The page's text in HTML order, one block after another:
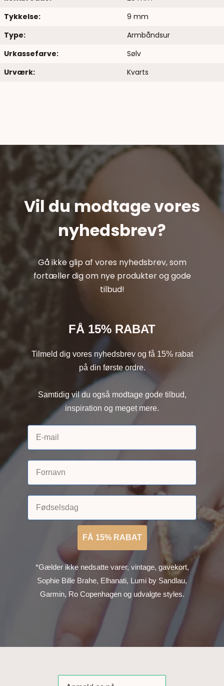
Tykkelse:
9 mm
Type:
Armbåndsur
Urkassefarve:
Sølv
Urværk:
Kvarts
Vil du modtage vores
nyhedsbrev?
Gå ikke glip af vores nyhedsbrev, som
fortæller dig om nye produkter og gode
tilbud!
FÅ 15% RABAT
Tilmeld dig vores nyhedsbrev og få 15% rabat
på din første ordre.
Samtidig vil du også modtage gode tilbud,
inspiration og meget mere.
FÅ 15% RABAT
*Gælder ikke nedsatte varer, vintage, gavekort,
Sophie Bille Brahe, Elhanati, Lumi by Sandlau,
Garmin, Ro Copenhagen og udvalgte styles.